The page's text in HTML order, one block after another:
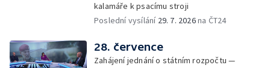
kalamáře k psacímu stroji
Poslední vysílání 29. 7. 2026na ČT24
28. července
Zahájení jednání o státním rozpočtu —